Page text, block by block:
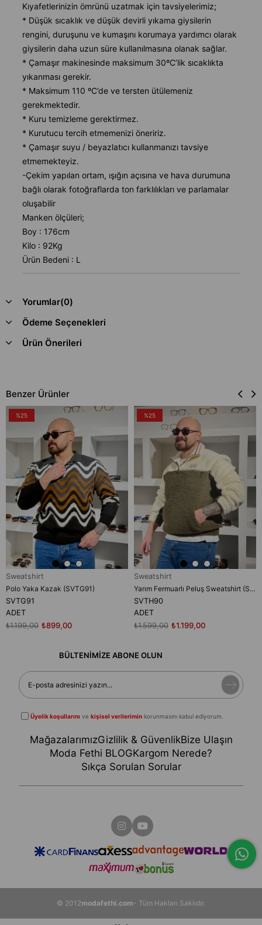
Kıyafetlerinizin ömrünü uzatmak için tavsiyelerimiz;
* Düşük sıcaklık ve düşük devirli yıkama giysilerin
rengini, duruşunu ve kumaşını korumaya yardımcı olarak
giysilerin daha uzun süre kullanılmasına olanak sağlar.
* Çamaşır makinesinde maksimum 30ºC’lik sıcaklıkta
yıkanması gerekir.
* Maksimum 110 ºC’de ve tersten ütülemeniz
gerekmektedir.
* Kuru temizleme gerektirmez.
* Kurutucu tercih etmemenizi öneririz.
* Çamaşır suyu / beyazlatıcı kullanmanızı tavsiye
etmemekteyiz.
-Çekim yapılan ortam, ışığın açısına ve hava durumuna
bağlı olarak fotoğraflarda ton farklılıkları ve parlamalar
oluşabilir
Manken ölçüleri;
Boy : 176cm
Kilo : 92Kg
Ürün Bedeni : L
Yorumlar(0)
Ödeme Seçenekleri
Ürün Önerileri
Benzer Ürünler
Sweatshirt
Polo Yaka Kazak (SVTG91)
SVTG91
ADET
₺899,00
₺1.199,00
%25
Sweatshirt
Yarım Fermuarlı Peluş Sweatshirt (SVTH90)
SVTH90
ADET
₺1.199,00
₺1.599,00
%25
BÜLTENİMİZE ABONE OLUN
Üyelik koşullarını vekişisel verilerimin korunmasını kabul ediyorum.
MağazalarımızGizlilik & GüvenlikBize Ulaşın
Moda Fethi BLOGKargom Nerede?
Sıkça Sorulan Sorular
© 2012modafethi.com- Tüm Hakları Saklıdır.